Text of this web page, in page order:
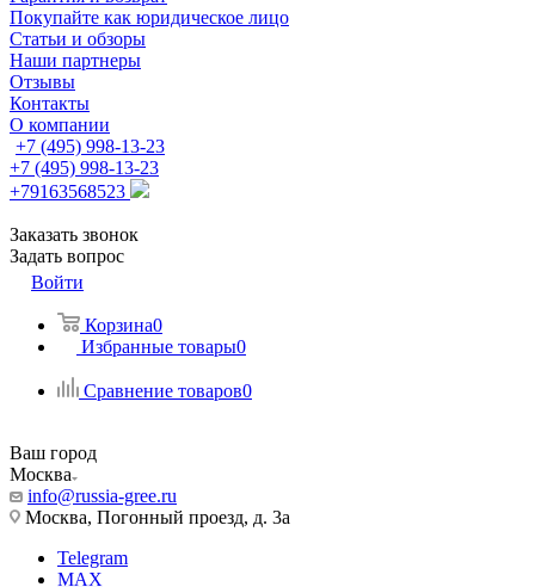
Покупайте как юридическое лицо
Статьи и обзоры
Наши партнеры
Отзывы
Контакты
О компании
+7 (495) 998-13-23
+7 (495) 998-13-23
+79163568523
Заказать звонок
Задать вопрос
Войти
Корзина0
Избранные товары0
Сравнение товаров0
Ваш город
Москва
info@russia-gree.ru
Москва, Погонный проезд, д. 3а
Telegram
MAX